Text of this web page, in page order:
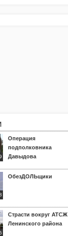
Операция
подполковника
Давыдова
ОбезДОЛЬщики
Страсти вокруг АТСЖ
Ленинского района